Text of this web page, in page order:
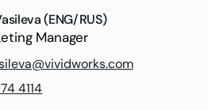
(ENG/RUS)
Manager
4114